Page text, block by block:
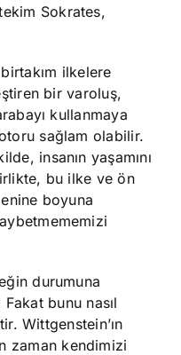
Sokrates,
ilkelere
bir varoluş,
kullanmaya
sağlam olabilir.
insanın yaşamını
bu ilke ve ön
boyuna
durumuna
bunu nasıl
Wittgenstein’ın
zaman kendimizi